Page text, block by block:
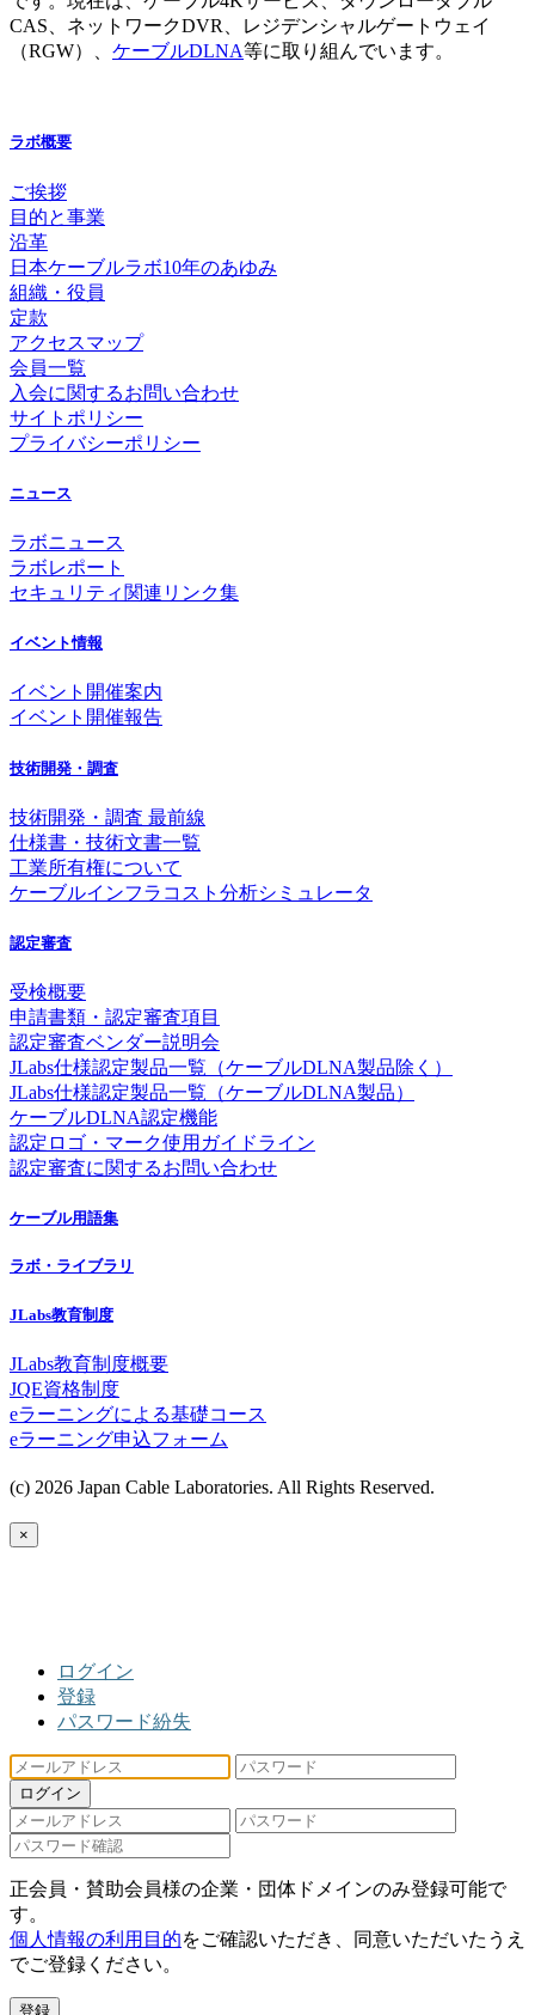
CAS、ネットワークDVR、レジデンシャルゲートウェイ
（RGW）、 ケーブルDLNA等に取り組んでいます。
ラボ概要
ご挨拶
目的と事業
沿革
日本ケーブルラボ10年のあゆみ
組織・役員
定款
アクセスマップ
会員一覧
入会に関するお問い合わせ
サイトポリシー
プライバシーポリシー
ニュース
ラボニュース
ラボレポート
セキュリティ関連リンク集
イベント情報
イベント開催案内
イベント開催報告
技術開発・調査
技術開発・調査 最前線
仕様書・技術文書一覧
工業所有権について
ケーブルインフラコスト分析シミュレータ
認定審査
受検概要
申請書類・認定審査項目
認定審査ベンダー説明会
JLabs仕様認定製品一覧（ケーブルDLNA製品除く）
JLabs仕様認定製品一覧（ケーブルDLNA製品）
ケーブルDLNA認定機能
認定ロゴ・マーク使用ガイドライン
認定審査に関するお問い合わせ
ケーブル用語集
ラボ・ライブラリ
JLabs教育制度
JLabs教育制度概要
JQE資格制度
eラーニングによる基礎コース
eラーニング申込フォーム
(c) 2026 Japan Cable Laboratories. All Rights Reserved.
×
ログイン
登録
パスワード紛失
ログイン
正会員・賛助会員様の企業・団体ドメインのみ登録可能で
す。
個人情報の利用目的をご確認いただき、同意いただいたうえ
でご登録ください。
登録